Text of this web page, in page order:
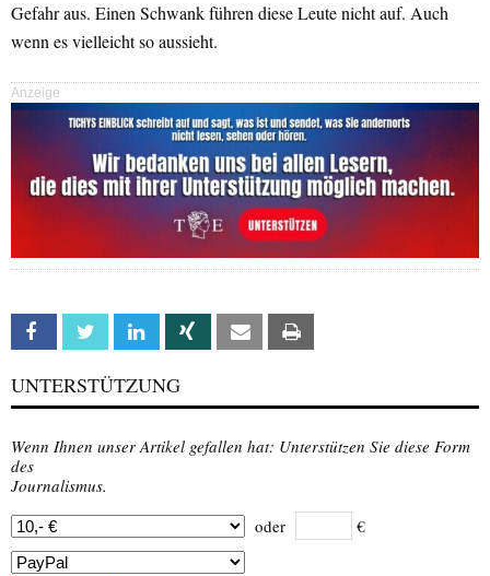
Gefahr aus. Einen Schwank führen diese Leute nicht auf. Auch
wenn es vielleicht so aussieht.
Anzeige
Facebook Twitter Linkedin Xing Email
UNTERSTÜTZUNG
Wenn Ihnen unser Artikel gefallen hat: Unterstützen Sie diese Form
des
Journalismus.
oder
€